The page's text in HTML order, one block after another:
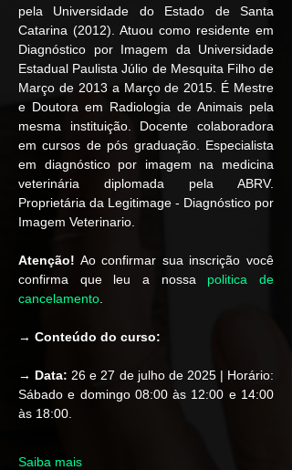
pela Universidade do Estado de Santa
Catarina (2012). Atuou como residente em
Diagnóstico por Imagem da Universidade
Estadual Paulista Júlio de Mesquita Filho de
Março de 2013 a Março de 2015. É Mestre
e Doutora em Radiologia de Animais pela
mesma instituição. Docente colaboradora
em cursos de pós graduação. Especialista
em diagnóstico por imagem na medicina
veterinária diplomada pela ABRV.
Proprietária da Legitimage - Diagnóstico por
Imagem Veterinario.
Atenção! Ao confirmar sua inscrição você
confirma que leu a nossa politica de
cancelamento
→ Conteúdo do curso:
→ Data: 26 e 27 de julho de 2025 | Horário:
Sábado e domingo 08:00 às 12:00 e 14:00
às 18:00.
Saiba mais